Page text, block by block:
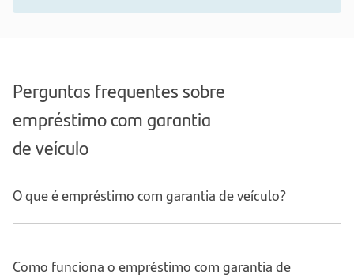
Perguntas frequentes sobre
empréstimo com garantia
de veículo
O que é empréstimo com garantia de veículo?
Como funciona o empréstimo com garantia de